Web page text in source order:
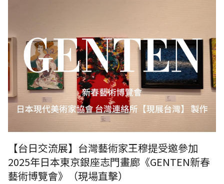
【台日交流展】台灣藝術家王穆提受邀參加
2025年日本東京銀座志門畫廊《GENTEN新春
藝術博覽會》（現場直擊）